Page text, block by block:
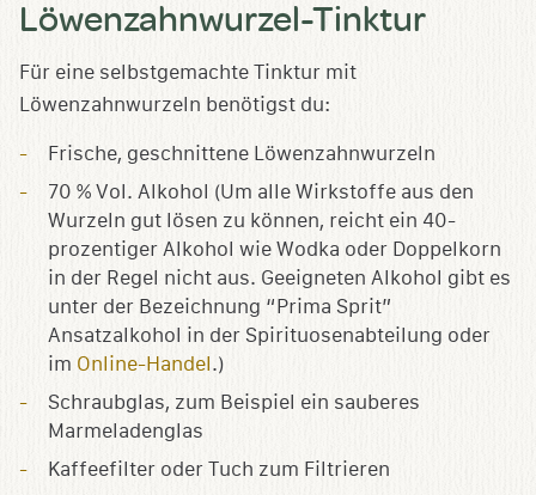
Löwenzahnwurzel-Tinktur
Für eine selbstgemachte Tinktur mit
Löwenzahnwurzeln benötigst du:
Frische, geschnittene Löwenzahnwurzeln
70 % Vol. Alkohol (Um alle Wirkstoffe aus den
Wurzeln gut lösen zu können, reicht ein 40-
prozentiger Alkohol wie Wodka oder Doppelkorn
in der Regel nicht aus. Geeigneten Alkohol gibt es
unter der Bezeichnung “Prima Sprit”
Ansatzalkohol in der Spirituosenabteilung oder
im Online-Handel .)
Schraubglas, zum Beispiel ein sauberes
Marmeladenglas
Kaffeefilter oder Tuch zum Filtrieren